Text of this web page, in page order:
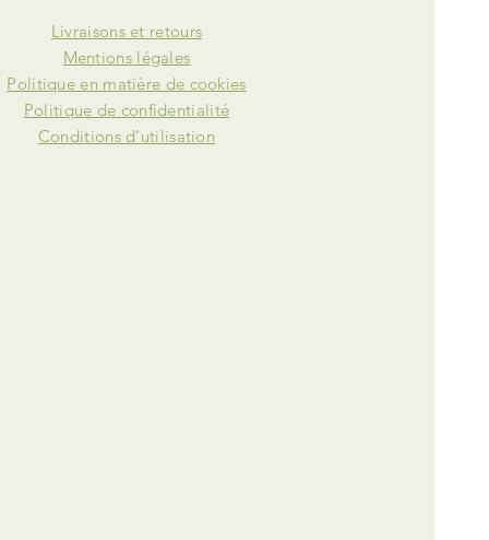
Livraisons et retours
Mentions légales
Politique en matière de cookies
Politique de confidentialité
Conditions d’utilisation